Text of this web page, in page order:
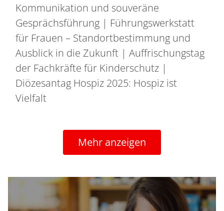
Kommunikation und souveräne
Gesprächsführung | Führungswerkstatt
für Frauen – Standortbestimmung und
Ausblick in die Zukunft | Auffrischungstag
der Fachkräfte für Kinderschutz |
Diözesantag Hospiz 2025: Hospiz ist
Vielfalt
Mehr anzeigen